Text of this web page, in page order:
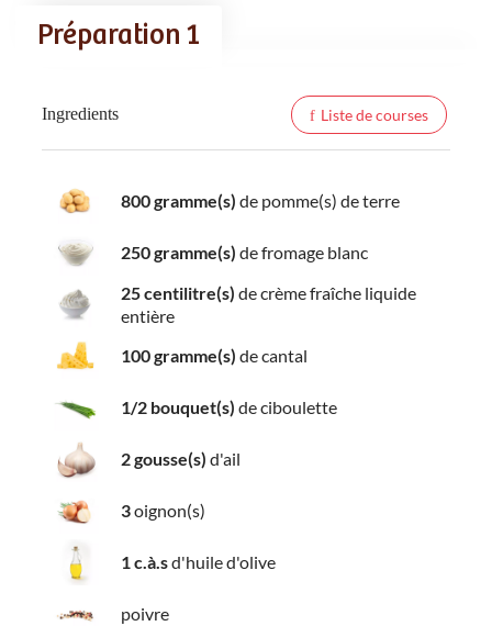
Préparation 1
Ingredients Liste de courses
800 gramme(s) de pomme(s) de terre
250 gramme(s) de fromage blanc
25 centilitre(s) de crème fraîche liquide
entière
100 gramme(s) de cantal
1/2 bouquet(s) de ciboulette
2 gousse(s) d'ail
3oignon(s)
1 c.à.sd'huile d'olive
poivre